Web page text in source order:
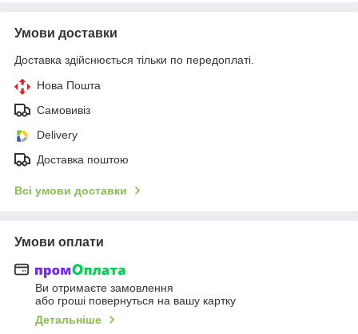
Умови доставки
Доставка здійснюється тільки по передоплаті.
Нова Пошта
Самовивіз
Delivery
Доставка поштою
Всі умови доставки
Умови оплати
Ви отримаєте замовлення
або гроші повернуться на вашу картку
Детальніше